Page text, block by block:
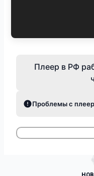
サッ
バ
Плеер в РФ
Проблемы с